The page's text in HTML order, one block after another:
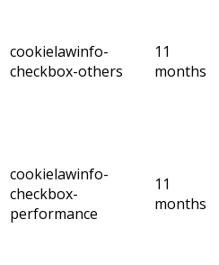
cookielawinfo-
checkbox-others
11
months
cookielawinfo-
checkbox-
performance
11
months